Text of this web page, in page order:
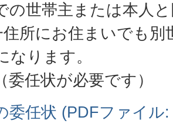
の世帯主または本人
住所にお住まいでも別
なります。
委任状が必要です）
委任状 (PDFファイル